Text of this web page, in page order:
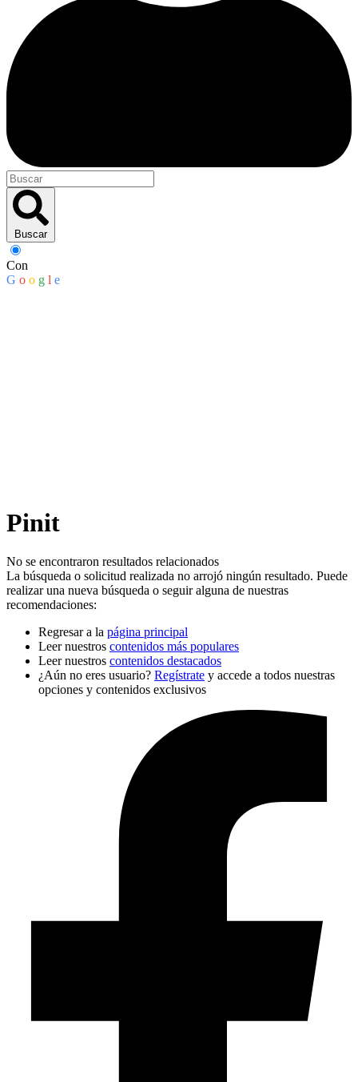
Buscar
Con
G o o g l e
Pinit
No se encontraron resultados relacionados
La búsqueda o solicitud realizada no arrojó ningún resultado. Puede
realizar una nueva búsqueda o seguir alguna de nuestras
recomendaciones:
Regresar a la página principal
Leer nuestros contenidos más populares
Leer nuestros contenidos destacados
¿Aún no eres usuario? Regístrate y accede a todos nuestras
opciones y contenidos exclusivos